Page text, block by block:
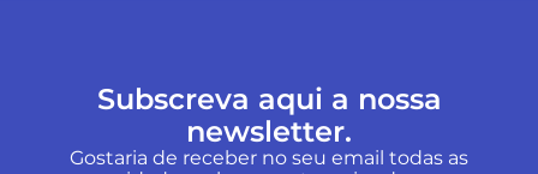
Subscreva aqui a nossa
newsletter.
Gostaria de receber no seu email todas as